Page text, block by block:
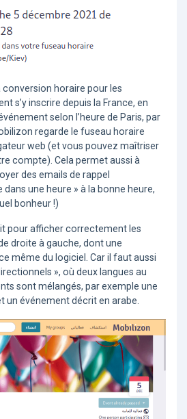
horaire pour les
s’y inscrire depuis la France, en
selon l’heure de Paris, par
regarde le fuseau horaire
web (et vous pouvez maîtriser
compte). Cela permet aussi à
des emails de rappel
dans une heure » à la bonne heure,
bonheur !)
pour afficher correctement les
droite à gauche, dont une
même du logiciel. Car il faut aussi
», où deux langues au
sont mélangés, par exemple une
un événement décrit en arabe.